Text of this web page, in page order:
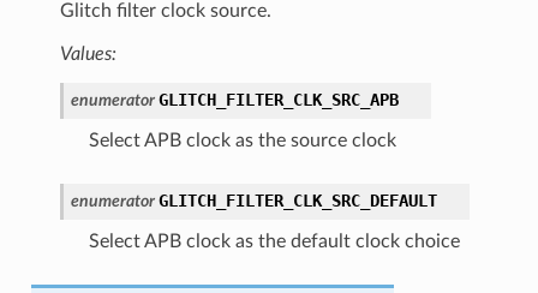
Glitch filter clock source.
Values:
enumerator GLITCH_FILTER_CLK_SRC_APB
Select APB clock as the source clock
enumerator GLITCH_FILTER_CLK_SRC_DEFAULT
Select APB clock as the default clock choice